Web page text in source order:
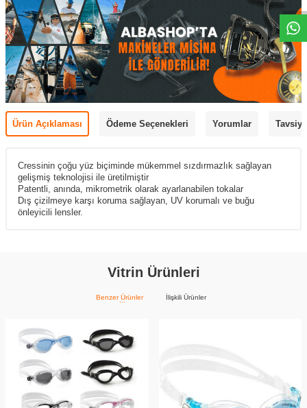
Ürün Açıklaması Ödeme Seçenekleri Yorumlar
Cressinin çoğu yüz biçiminde mükemmel sızdırmazlık sağlayan
gelişmiş teknolojisi ile üretilmiştir
Patentli, anında, mikrometrik olarak ayarlanabilen tokalar
Dış çizilmeye karşı koruma sağlayan, UV korumalı ve buğu
önleyicili lensler.
Vitrin Ürünleri
Benzer Ürünler İlişkili Ürünler